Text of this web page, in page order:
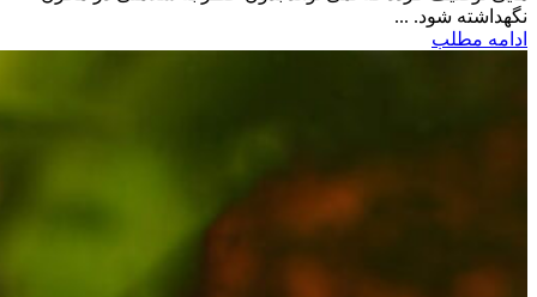
نگهداشته شود. ...
ادامه مطلب